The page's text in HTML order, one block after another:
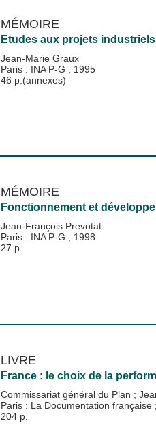
MÉMOIRE
Etudes aux projets industriels
Jean-Marie Graux
Paris : INA P-G ; 1995
46 p.(annexes)
MÉMOIRE
Fonctionnement et
Jean-François Prevotat
Paris : INA P-G ; 1998
27 p.
LIVRE
France : le choix de la
Commissariat général du Plan ;
Paris : La Documentation française ;
204 p.